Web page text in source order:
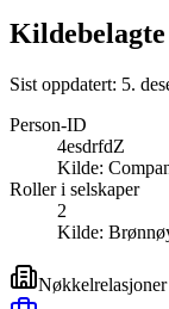
Sist oppdatert: 5.
Person-ID
4esdrfdZ
Kilde:
Roller i selskaper
2
Kilde:
Nøkkelrelasjoner